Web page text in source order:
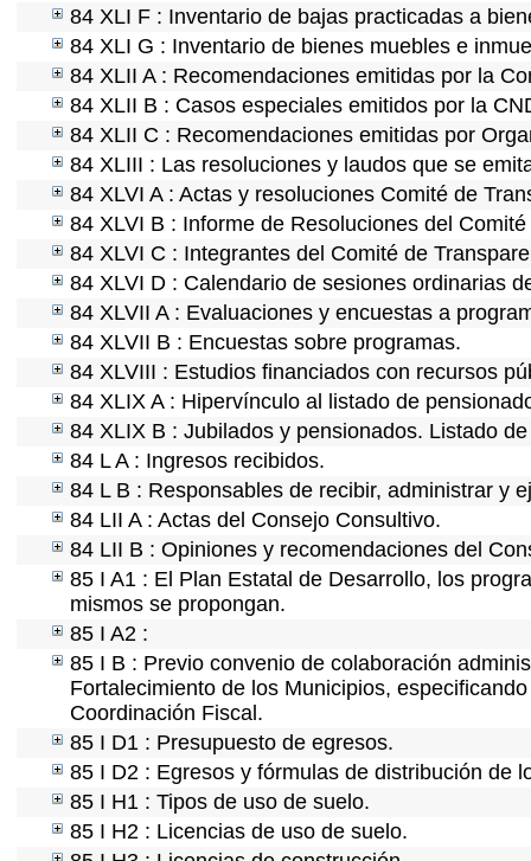
84 XLI F : Inventario de bajas practicadas a
84 XLI G : Inventario de bienes muebles e
84 XLII A : Recomendaciones emitidas por la
84 XLII B : Casos especiales emitidos por la
84 XLII C : Recomendaciones emitidas por
84 XLIII : Las resoluciones y laudos que se
84 XLVI A : Actas y resoluciones Comité de
84 XLVI B : Informe de Resoluciones del
84 XLVI C : Integrantes del Comité de
84 XLVI D : Calendario de sesiones ordinarias
84 XLVII A : Evaluaciones y encuestas a
84 XLVII B : Encuestas sobre programas.
84 XLVIII : Estudios financiados con recursos
84 XLIX A : Hipervínculo al listado de
84 XLIX B : Jubilados y pensionados. Listado
84 L A : Ingresos recibidos.
84 L B : Responsables de recibir, administrar y
84 LII A : Actas del Consejo Consultivo.
84 LII B : Opiniones y recomendaciones del
85 I A1 : El Plan Estatal de Desarrollo, los
mismos se propongan.
85 I A2 :
85 I B : Previo convenio de colaboración
Fortalecimiento de los Municipios,
Coordinación Fiscal.
85 I D1 : Presupuesto de egresos.
85 I D2 : Egresos y fórmulas de distribución de
85 I H1 : Tipos de uso de suelo.
85 I H2 : Licencias de uso de suelo.